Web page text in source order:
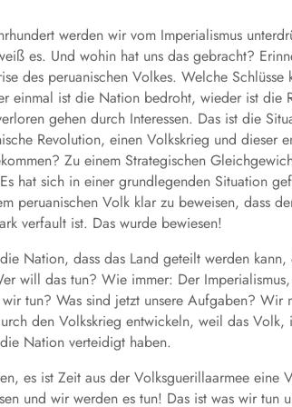
werden wir vom Imperialismus
es. Und wohin hat uns das gebracht?
des peruanischen Volkes. Welche
einmal ist die Nation bedroht, wieder ist die
gehen durch Interessen. Das ist die
Revolution, einen Volkskrieg und dieser
Zu einem Strategischen
hat sich in einer grundlegenden Situation
peruanischen Volk klar zu beweisen, dass
verfault ist. Das wurde bewiesen!
Nation, dass das Land geteilt werden
will das tun? Wie immer: Der
tun? Was sind jetzt unsere Aufgaben? Wir
den Volkskrieg entwickeln, weil das Volk,
Nation verteidigt haben.
es ist Zeit aus der Volksguerillaarmee eine
und wir werden es tun! Das ist was wir tun